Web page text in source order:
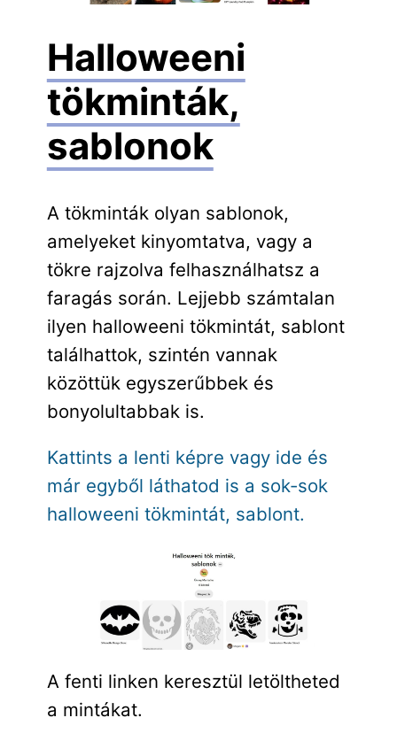
Halloweeni
tökminták,
sablonok
A tökminták olyan sablonok,
amelyeket kinyomtatva, vagy a
tökre rajzolva felhasználhatsz a
faragás során. Lejjebb számtalan
ilyen halloweeni tökmintát, sablont
találhattok, szintén vannak
közöttük egyszerűbbek és
bonyolultabbak is.
Kattints a lenti képre vagy ide és
már egyből láthatod is a sok-sok
halloweeni tökmintát, sablont.
A fenti linken keresztül letöltheted
a mintákat.